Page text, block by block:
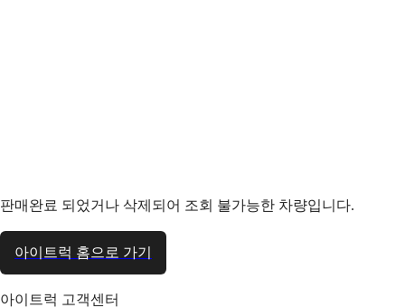
판매완료 되었거나 삭제되어 조회 불가능한 차량입니다.
아이트럭 홈으로 가기
아이트럭 고객센터